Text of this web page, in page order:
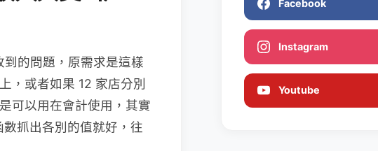
的問題，原需求是這樣
，或者如果 12 家店分別
可以用在會計使用，其實
抓出各別的值就好，往
Facebook
Instagram
Youtube